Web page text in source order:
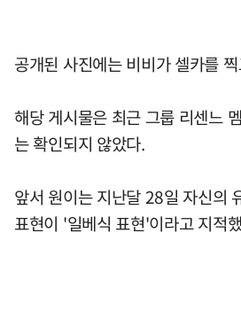
공개된 사진에는 비비가 셀카를
해당 게시물은 최근 그룹 리센느
는 확인되지 않았다.
앞서 원이는 지난달 28일 자신의
표현이 '일베식 표현'이라고 지적